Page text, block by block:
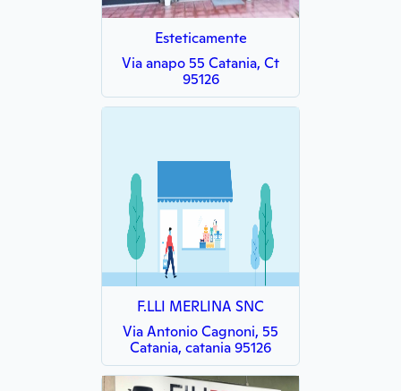
Esteticamente
Via anapo 55 Catania, Ct
95126
F.LLI MERLINA SNC
Via Antonio Cagnoni, 55
Catania, catania 95126